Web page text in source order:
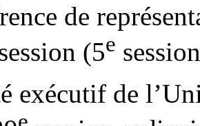
de
(5e
exécutif de
e